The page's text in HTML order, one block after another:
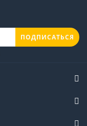
ПОДПИСАТЬСЯ